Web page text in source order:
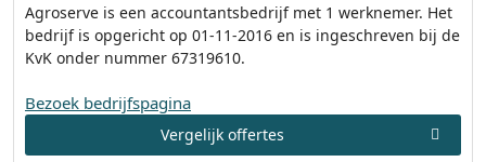
Agroserve is een accountantsbedrijf met 1 werknemer. Het
bedrijf is opgericht op 01-11-2016 en is ingeschreven bij de
KvK onder nummer 67319610.
Bezoek bedrijfspagina
Vergelijk offertes